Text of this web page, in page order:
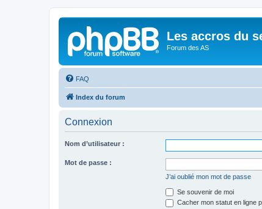
Les accros du
Forum des AS
FAQ
Index du forum
Connexion
Nom d’utilisateur :
Mot de passe :
J’ai oublié mon mot de passe
Se souvenir de moi
Cacher mon statut en ligne